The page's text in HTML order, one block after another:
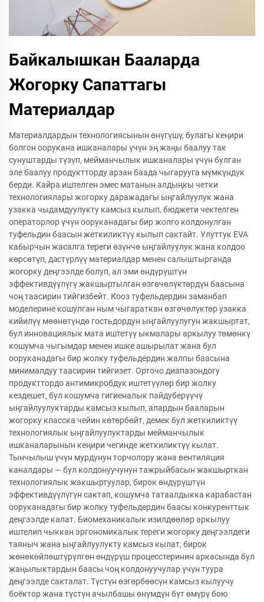
Байкалышкан Бааларда
Жогорку Сапаттагы
Материалдар
Материалдардын технологиясынын өнүгүшү, булагы кеңири
болгон оорукана ишканалары үчүн эң жаңы баалуу так
сунуштарды түзүп, мейманчылык ишканалары үчүн булган
эле баалуу продуктторду арзан баада чыгарууга мүмкүндүк
берди. Кайра иштелген эмес матанын алдыңкы четки
технологиялары жогорку даражадагы ыңгайлуулук жана
узакка чыдамдуулукту камсыз кылып, бюджети чектелген
операторлор үчүн ооруканадагы бир жолго колдонулган
туфельдин баасын жеткиликтүү кылып сактайт. Улуттук EVA
кабырчын жасалга тереги өзүнчө ыңгайлуулук жана колдоо
көрсөтүп, дәстүрлүү материалдар менен салыштырганда
жогорку деңгээлде болуп, ал эми өндүрүштүн
эффективдүүлүгү жакшыртылган өзгөчөлүктөрдүн баасына
чоң таасирин тийгизбейт. Кооз туфельдердин заманбап
моделерине кошулган ным чыгараткан өзгөчөлүктөр узакка
кийилүү мөөнөтүндө гостьдордун ыңгайлуулугун жакшыртат,
бул инновациялык мата иштетүү ыкмалары аркылуу төмөнкү
кошумча чыгымдар менен ишке ашырылат жана бул
ооруканадагы бир жолку туфельдердин жалпы баасына
минималдуу таасирин тийгизет. Орточо диапазондогу
продукттордо антимикробдук иштетүүлөр бир жолку
кездешет, бул кошумча гигиеналык пайдуберүүчү
ыңгайлуулуктарды камсыз кылып, алардын бааларын
жогорку класска чейин көтөрбөйт, демек бул жеткиликтүү
технологиялык ыңгайлуулуктарды мейманчылык
ишканаларынын кеңири чегинде жеткиликтүү кылат.
Тынчылыш үчүн мурдунун торчолору жана вентиляция
каналдары — бул колдонуучунун тажрыйбасын жакшырткан
технологиялык жакшыртуулар, бирок өндүрүштүн
эффективдүүлүгүн сактап, кошумча татаалдыкка карабастан
ооруканадагы бир жолку туфельдердин баасы конкуренттык
деңгээлде калат. Биомеханикалык изилдөөлөр аркылуу
иштелип чыккан эргономикалык тереги жогорку деңгээлдеги
таяныч жана ыңгайлуулукту камсыз кылат, бирок
жөнөкөйлөштүрүлгөн өндүрүш процесстеринин аркасында бул
жаңылыктардын баасы чоң колдонуучулар үчүн туура
деңгээлде сакталат. Түстүн өзгөрбөөсүн камсыз кылуучу
боёктор жана түстүн ачылбашы өнүмдүн бүт өмүрү бою